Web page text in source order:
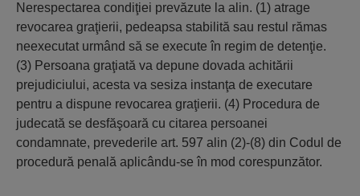
Nerespectarea condiţiei prevăzute la alin. (1) atrage
revocarea graţierii, pedeapsa stabilită sau restul rămas
neexecutat urmând să se execute în regim de detenţie.
(3) Persoana graţiată va depune dovada achitării
prejudiciului, acesta va sesiza instanţa de executare
pentru a dispune revocarea graţierii. (4) Procedura de
judecată se desfăşoară cu citarea persoanei
condamnate, prevederile art. 597 alin (2)-(8) din Codul de
procedură penală aplicându-se în mod corespunzător.